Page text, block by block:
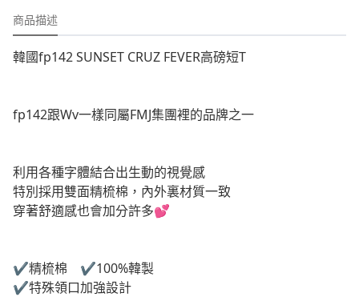
商品描述
韓國fp142 SUNSET CRUZ FEVER高磅短T
fp142跟Wv一樣同屬FMJ集團裡的品牌之一
利用各種字體結合出生動的視覺感
特別採用雙面精梳棉，內外裏材質一致
穿著舒適感也會加分許多💕
✔️精梳棉 ✔️100%韓製
✔️特殊領口加強設計